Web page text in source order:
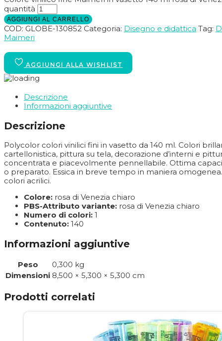
quantità
AGGIUNGI AL CARRELLO
COD: GLOBE-130852 Categoria: Disegno e didattica Tag:
Maimeri
Descrizione
Informazioni aggiuntive
Descrizione
Polycolor colori vinilici fini in vasetto da 140 ml. Colori
cartellonistica, pittura su tela, decorazione d’interni e
concentrata e piacevolmente pennellabile. Ottima
o preparato. Essica in breve tempo in maniera
colori acrilici.
Colore: rosa di Venezia chiaro
PBS-Attributo variante: rosa di Venezia chiaro
Numero di colori: 1
Contenuto: 140
Informazioni aggiuntive
Peso
0,300 kg
Dimensioni 8,500 × 5,300 × 5,300 cm
Prodotti correlati